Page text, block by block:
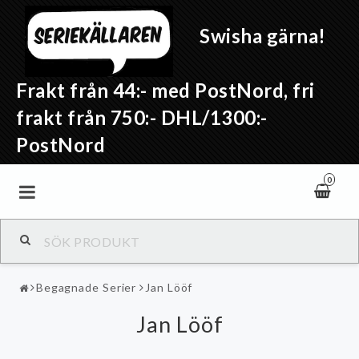
Swisha gärna!
Frakt från 44:- med PostNord, fri
frakt från 750:- DHL/1300:-
PostNord
0
Begagnade Serier Jan Lööf
Jan Lööf